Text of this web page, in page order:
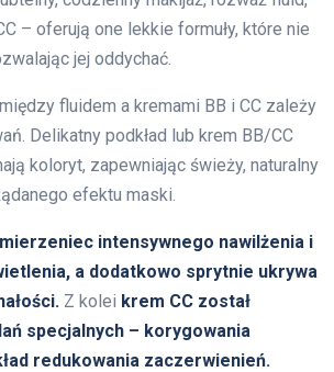
– oferują one lekkie formuły, które nie
jej oddychać.
fluidem a kremami BB i CC zależy
Delikatny podkład lub krem BB/CC
koloryt, zapewniając świeży, naturalny
efektu maski.
intensywnego nawilżenia i
a dodatkowo sprytnie ukrywa
Z kolei krem CC został
specjalnych – korygowania
redukowania zaczerwienień.